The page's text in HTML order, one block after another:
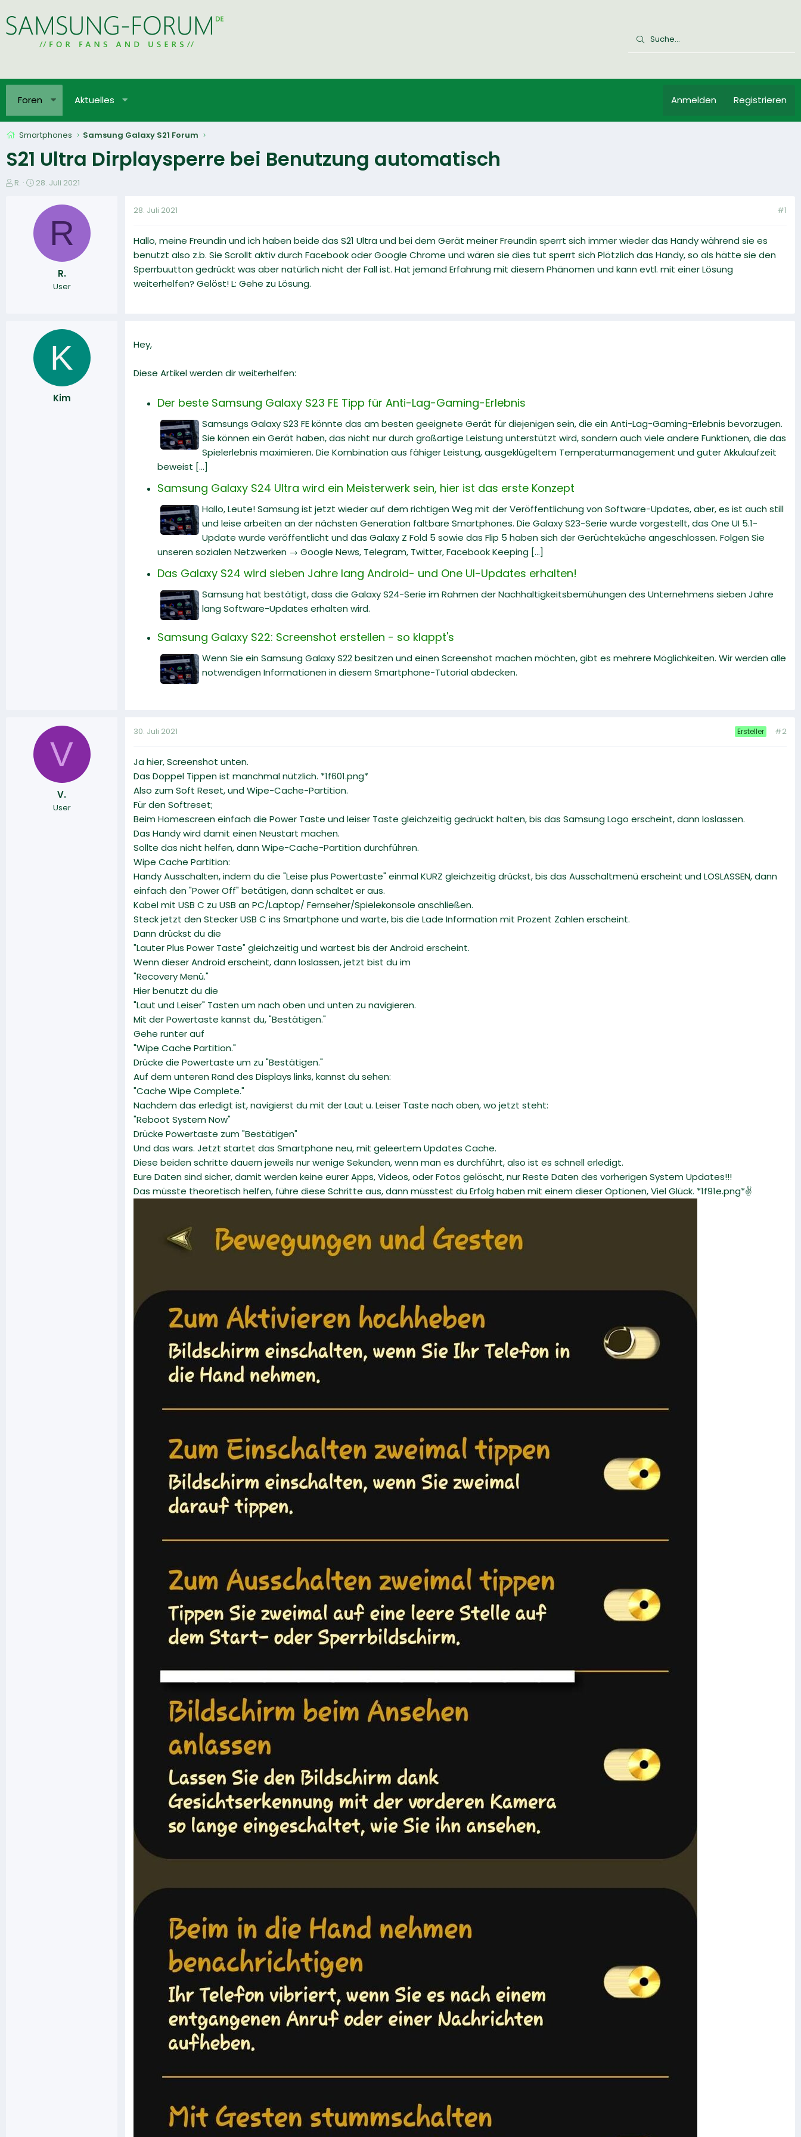
Foren Aktuelles Anmelden Registrieren
Smartphones Samsung Galaxy S21 Forum
S21 Ultra Dirplaysperre bei Benutzung automatisch
E
R.
E
t
l
28. Juli 2021
R
R.
User
28. Juli 2021 #1
Hallo, meine Freundin und ich haben beide das S21 Ultra und bei dem Gerät meiner Freundin sperrt sich immer wieder das Handy während sie es
benutzt also z.b. Sie Scrollt aktiv durch Facebook oder Google Chrome und wären sie dies tut sperrt sich Plötzlich das Handy, so als hätte sie den
Sperrbuutton gedrückt was aber natürlich nicht der Fall ist. Hat jemand Erfahrung mit diesem Phänomen und kann evtl. mit einer Lösung
weiterhelfen? Gelöst! L: Gehe zu Lösung.
K
Kim
Hey,
Diese Artikel werden dir weiterhelfen:
Der beste Samsung Galaxy S23 FE Tipp für Anti-Lag-Gaming-Erlebnis
Samsungs Galaxy S23 FE könnte das am besten geeignete Gerät für diejenigen sein, die ein Anti-Lag-Gaming-Erlebnis bevorzugen.
Sie können ein Gerät haben, das nicht nur durch großartige Leistung unterstützt wird, sondern auch viele andere Funktionen, die das
Spielerlebnis maximieren. Die Kombination aus fähiger Leistung, ausgeklügeltem Temperaturmanagement und guter Akkulaufzeit
beweist [...]
Samsung Galaxy S24 Ultra wird ein Meisterwerk sein, hier ist das erste Konzept
Hallo, Leute! Samsung ist jetzt wieder auf dem richtigen Weg mit der Veröffentlichung von Software-Updates, aber, es ist auch still
und leise arbeiten an der nächsten Generation faltbare Smartphones. Die Galaxy S23-Serie wurde vorgestellt, das One UI 5.1-
Update wurde veröffentlicht und das Galaxy Z Fold 5 sowie das Flip 5 haben sich der Gerüchteküche angeschlossen. Folgen Sie
unseren sozialen Netzwerken → Google News, Telegram, Twitter, Facebook Keeping [...]
Das Galaxy S24 wird sieben Jahre lang Android- und One UI-Updates erhalten!
Samsung hat bestätigt, dass die Galaxy S24-Serie im Rahmen der Nachhaltigkeitsbemühungen des Unternehmens sieben Jahre
lang Software-Updates erhalten wird.
Samsung Galaxy S22: Screenshot erstellen - so klappt's
Wenn Sie ein Samsung Galaxy S22 besitzen und einen Screenshot machen möchten, gibt es mehrere Möglichkeiten. Wir werden alle
notwendigen Informationen in diesem Smartphone-Tutorial abdecken.
V
V.
User
30. Juli 2021 Ersteller #2
Ja hier, Screenshot unten.
Das Doppel Tippen ist manchmal nützlich. *1f601.png*
Also zum Soft Reset, und Wipe-Cache-Partition.
Für den Softreset;
Beim Homescreen einfach die Power Taste und leiser Taste gleichzeitig gedrückt halten, bis das Samsung Logo erscheint, dann loslassen.
Das Handy wird damit einen Neustart machen.
Sollte das nicht helfen, dann Wipe-Cache-Partition durchführen.
Wipe Cache Partition:
Handy Ausschalten, indem du die "Leise plus Powertaste" einmal KURZ gleichzeitig drückst, bis das Ausschaltmenü erscheint und LOSLASSEN, dann
einfach den "Power Off" betätigen, dann schaltet er aus.
Kabel mit USB C zu USB an PC/Laptop/ Fernseher/Spielekonsole anschließen.
Steck jetzt den Stecker USB C ins Smartphone und warte, bis die Lade Information mit Prozent Zahlen erscheint.
Dann drückst du die
"Lauter Plus Power Taste" gleichzeitig und wartest bis der Android erscheint.
Wenn dieser Android erscheint, dann loslassen, jetzt bist du im
"Recovery Menü."
Hier benutzt du die
"Laut und Leiser" Tasten um nach oben und unten zu navigieren.
Mit der Powertaste kannst du, "Bestätigen."
Gehe runter auf
"Wipe Cache Partition."
Drücke die Powertaste um zu "Bestätigen."
Auf dem unteren Rand des Displays links, kannst du sehen:
"Cache Wipe Complete."
Nachdem das erledigt ist, navigierst du mit der Laut u. Leiser Taste nach oben, wo jetzt steht:
"Reboot System Now"
Drücke Powertaste zum "Bestätigen"
Und das wars. Jetzt startet das Smartphone neu, mit geleertem Updates Cache.
Diese beiden schritte dauern jeweils nur wenige Sekunden, wenn man es durchführt, also ist es schnell erledigt.
Eure Daten sind sicher, damit werden keine eurer Apps, Videos, oder Fotos gelöscht, nur Reste Daten des vorherigen System Updates!!!
Das müsste theoretisch helfen, führe diese Schritte aus, dann müsstest du Erfolg haben mit einem dieser Optionen, Viel Glück. *1f91e.png*✌